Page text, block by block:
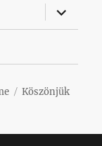
almenü
Köszönjük